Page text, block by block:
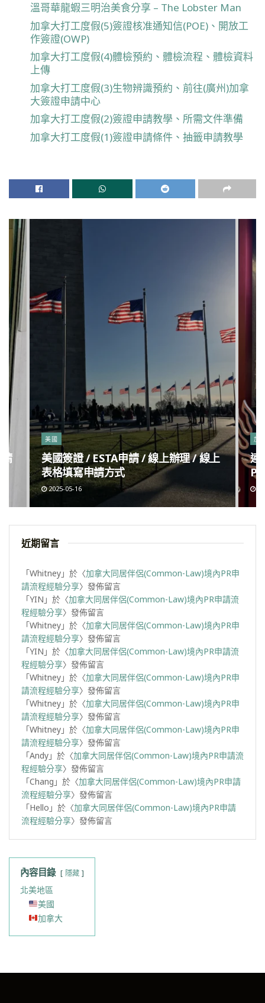
溫哥華龍蝦三明治美食分享 – The Lobster Man
加拿大打工度假(5)簽證核准通知信(POE)、開放工
作簽證(OWP)
加拿大打工度假(4)體檢預約、體檢流程、體檢資料
上傳
加拿大打工度假(3)生物辨識預約、前往(廣州)加拿
大簽證申請中心
加拿大打工度假(2)簽證申請教學、所需文件準備
加拿大打工度假(1)簽證申請條件、抽籤申請教學
美國
美國簽證 / ESTA申請 / 線上辦理 / 線上
表格填寫申請方式
2025-05-16
加
連
近期留言
「Whitney 」於〈加拿大同居伴侶(Common-Law)境內PR申
請流程經驗分享〉發佈留言
「YIN 」於〈加拿大同居伴侶(Common-Law)境內PR申請流
程經驗分享〉發佈留言
「Whitney 」於〈加拿大同居伴侶(Common-Law)境內PR申
請流程經驗分享〉發佈留言
「YIN 」於〈加拿大同居伴侶(Common-Law)境內PR申請流
程經驗分享〉發佈留言
「Whitney 」於〈加拿大同居伴侶(Common-Law)境內PR申
請流程經驗分享〉發佈留言
「Whitney 」於〈加拿大同居伴侶(Common-Law)境內PR申
請流程經驗分享〉發佈留言
「Whitney 」於〈加拿大同居伴侶(Common-Law)境內PR申
請流程經驗分享〉發佈留言
「Andy 」於〈加拿大同居伴侶(Common-Law)境內PR申請流
程經驗分享〉發佈留言
「Chang 」於〈加拿大同居伴侶(Common-Law)境內PR申請
流程經驗分享〉發佈留言
「Hello 」於〈加拿大同居伴侶(Common-Law)境內PR申請
流程經驗分享〉發佈留言
內容目錄 隱藏
北美地區
美國
加拿大